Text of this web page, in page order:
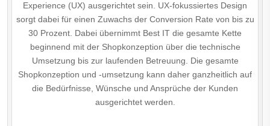
Experience (UX) ausgerichtet sein. UX-fokussiertes Design
sorgt dabei für einen Zuwachs der Conversion Rate von bis zu
30 Prozent. Dabei übernimmt Best IT die gesamte Kette
beginnend mit der Shopkonzeption über die technische
Umsetzung bis zur laufenden Betreuung. Die gesamte
Shopkonzeption und -umsetzung kann daher ganzheitlich auf
die Bedürfnisse, Wünsche und Ansprüche der Kunden
ausgerichtet werden.